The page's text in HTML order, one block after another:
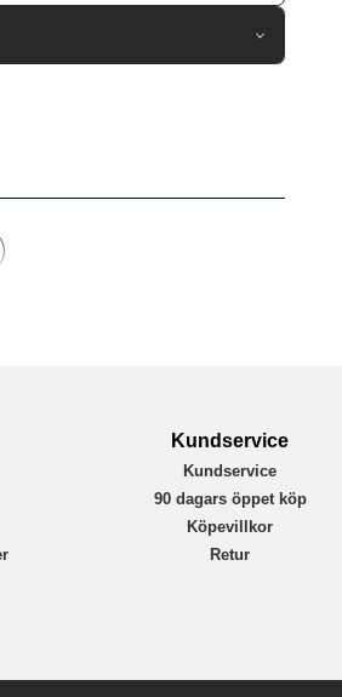
Kortfack, Löstagbart skal
Kundservice
Kundservice
90 dagars öppet köp
Köpevillkor
Retur